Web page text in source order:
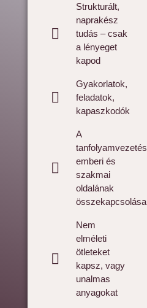
Strukturált,
naprakész
tudás – csak
a lényeget
kapod
Gyakorlatok,
feladatok,
kapaszkodók
A
tanfolyamvezetés
emberi és
szakmai
oldalának
összekapcsolása
Nem
elméleti
ötleteket
kapsz, vagy
unalmas
anyagokat